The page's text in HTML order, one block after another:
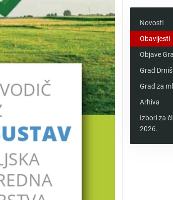
Novosti
Obavijesti
Objave
Grad
Grad za
Arhiva
Izbori za
2026.